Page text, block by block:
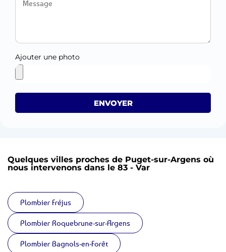
Ajouter une photo
ENVOYER
Quelques villes proches de Puget-sur-Argens où
nous intervenons dans le 83 - Var
Plombier Fréjus
Plombier Roquebrune-sur-Argens
Plombier Bagnols-en-Forêt